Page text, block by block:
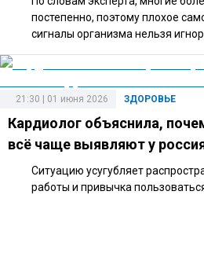
постепенно, поэтому плохое
сигналы организма нельзя
ЗДОРОВЬЕ
21:30 | 01 июня 2026
Кардиолог объяснила,
всё чаще выявляют у
Ситуацию усугубляет
работы и привычка